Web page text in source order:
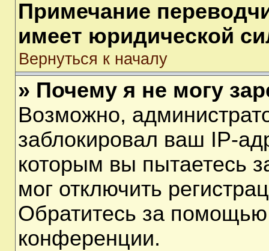
Примечание
имеет юридической
Вернуться к началу
» Почему я не могу
Возможно,
заблокировал ваш IP-
которым вы пытаетесь
мог отключить
Обратитесь за помощью
конференции.